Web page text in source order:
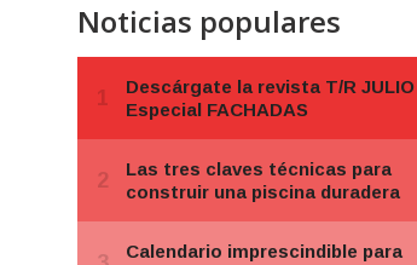
Noticias populares